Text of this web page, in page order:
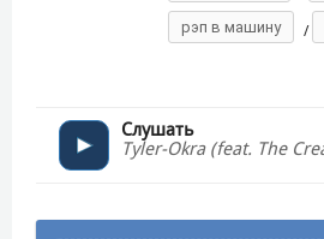
рэп в машину /
Слушать
Tyler-Okra (feat. The